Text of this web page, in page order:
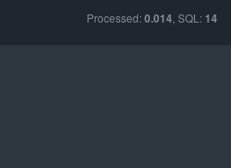
Processed:0.014 , SQL: 14